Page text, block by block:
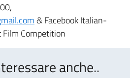
& Facebook Italian-
Competition
anche..